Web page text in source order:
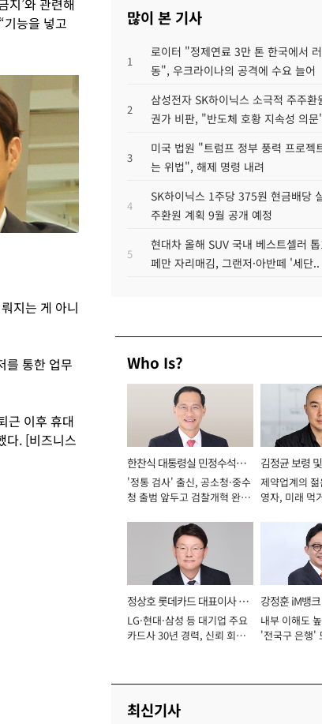
지’와 관련해
능을 넣고
지는 게 아니
를 통한 업무
근 이후 휴대
다. [비즈니스
많이 본 기사
1
로이터 "정제연료 3만 톤 한국에서
동", 우크라이나의 공격에 수요 늘어
2
삼성전자 SK하이닉스 소극적 주주환
권가 비판, "반도체 호황 지속성 의
3
미국 법원 "트럼프 정부 풍력 프로젝
는 위법", 해제 명령 내려
4
SK하이닉스 1주당 375원 현금배당
주환원 계획 9월 공개 예정
5
현대차 올해 SUV 국내 베스트셀러
페만 자리매김, 그랜저·아반떼 '세단..
Who Is?
한찬식 대통령실 민정수석비
서관
'정통 검사' 출신, 공소청·중수
청 출범 앞두고 검찰개혁 완수
김정균 보령
표이사 사장
제약업계의
영자, 미래 먹
정상호 롯데카드 대표이사 사
장
LG·현대·삼성 등 대기업 주요
카드사 30년 경력, 신뢰 회복
강정훈 iM뱅
내부 이해도
'전국구 은행'
최신기사